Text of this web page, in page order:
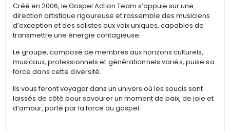
Créé en 2006, le Gospel Action Team s’appuie sur une
direction artistique rigoureuse et rassemble des musiciens
d’exception et des solistes aux voix uniques, capables de
transmettre une énergie contagieuse.
Le groupe, composé de membres aux horizons culturels,
musicaux, professionnels et générationnels variés, puise sa
force dans cette diversité.
Ils vous feront voyager dans un univers où les soucis sont
laissés de côté pour savourer un moment de paix, de joie et
d’amour, porté par la force du gospel.